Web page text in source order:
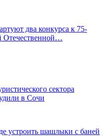
два конкурса к 75-
Отечественной…
сектора
в Сочи
устроить шашлыки с баней